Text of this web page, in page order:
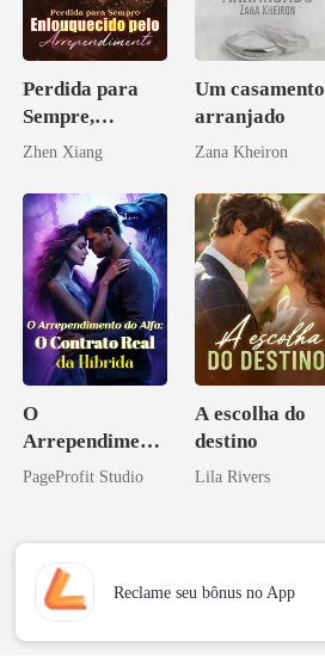
Perdida para
Sempre,
Enlouquecido
Arrependiment
o
Zhen Xiang
Um casamento
arranjado
Zana Kheiron
O
Arrependiment
o do Alfa: O
PageProfit Studio
A escolha do
destino
Lila Rivers
Reclame seu bônus no App